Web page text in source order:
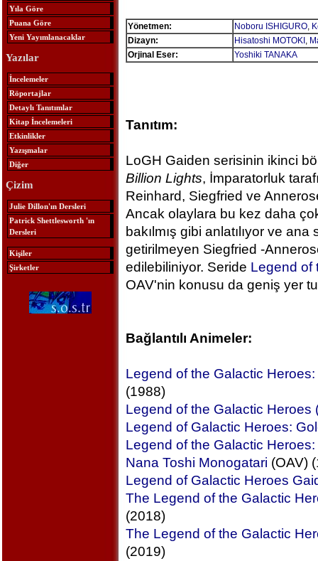
Yıla Göre
Puana Göre
Yeni Yayımlanacaklar
Yazılar
İncelemeler
Röportajlar
Detaylı Tanıtımlar
Kitap İncelemeleri
Etkinlikler
Yazışmalar
Diğer
Çizim
Julie Dillon'ın Dersleri
Patrick Shettlesworth 'ın
Dersleri
Kişiler
Şirketler
Yönetmen: Noboru ISHIGURO,
Dizayn:
Hisatoshi MOTOKI ,
Orjinal Eser:
Yoshiki TANAKA
Tanıtım:
LoGH Gaiden serisinin ikinci
Billion Lights, İmparatorluk
Reinhard, Siegfried ve
Ancak olaylara bu kez daha
bakılmış gibi anlatılıyor ve
getirilmeyen Siegfried -
edilebiliniyor. Seride Legend of
OAV'nin konusu da geniş yer
Bağlantılı Animeler:
Legend of the Galactic
(1988)
Legend of the Galactic Heroes
Legend of Galactic Heroes:
Legend of the Galactic
Nana Toshi Monogatari (OAV)
Legend of Galactic Heroes
The Legend of the Galactic
(2018)
The Legend of the Galactic
(2019)